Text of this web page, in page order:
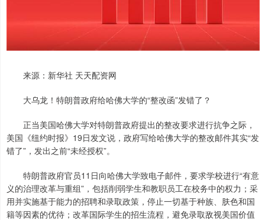
来源：新华社 天天配资网
大乌龙！特朗普政府给哈佛大学的“整改函”发错了？
正当美国哈佛大学对特朗普政府提出的整改要求进行抗争之际，
美国《纽约时报》19日发文说，政府写给哈佛大学的整改邮件其实“发
错了”，发出之前“未经授权”。
特朗普政府官员11日向哈佛大学致电子邮件，要求学校进行“有意
义的治理改革与重组”，包括削弱学生和教职员工在校务中的权力；采
用并实施基于能力的招聘和录取政策，停止一切基于种族、肤色和国
籍等因素的优待；改革国际学生的招生流程，避免录取敌视美国价值